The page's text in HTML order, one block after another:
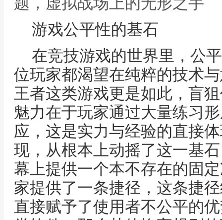
游戏公平性的基石
在竞技游戏的世界里，公
位玩家都渴望在纯粹的技术
王者这类游戏更是如此，盲
魅力在于玩家通过大量练习
应，这是实力与经验的直接
现，从根本上动摇了这一基
幕上提供一个本不存在的固
家提供了一条捷径，这条捷
直接赋予了使用者不公平的